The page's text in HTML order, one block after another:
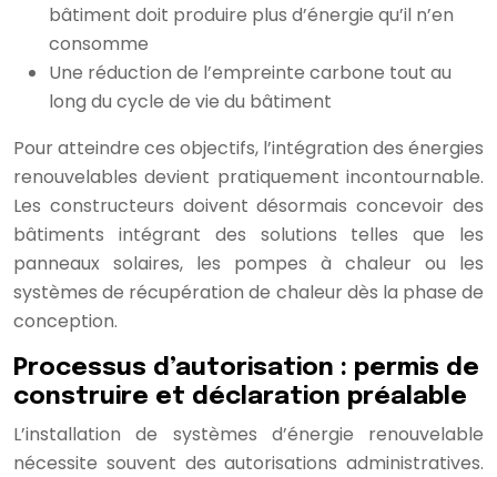
bâtiment doit produire plus d’énergie qu’il n’en
consomme
Une réduction de l’empreinte carbone tout au
long du cycle de vie du bâtiment
Pour atteindre ces objectifs, l’intégration des énergies
renouvelables devient pratiquement incontournable.
Les constructeurs doivent désormais concevoir des
bâtiments intégrant des solutions telles que les
panneaux solaires, les pompes à chaleur ou les
systèmes de récupération de chaleur dès la phase de
conception.
Processus d’autorisation : permis de
construire et déclaration préalable
L’installation de systèmes d’énergie renouvelable
nécessite souvent des autorisations administratives.